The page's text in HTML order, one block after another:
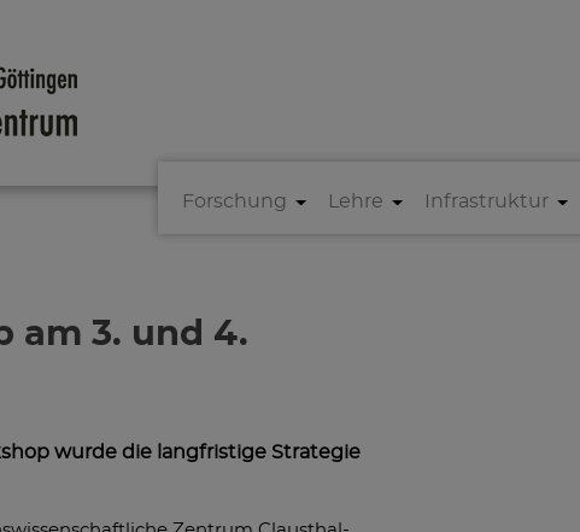
Forschung Lehre Infrastruktur
am 3. und 4.
wurde die langfristige Strategie